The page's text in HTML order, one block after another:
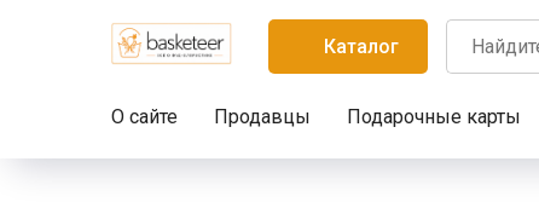
Каталог
О сайте Продавцы Подарочные карты